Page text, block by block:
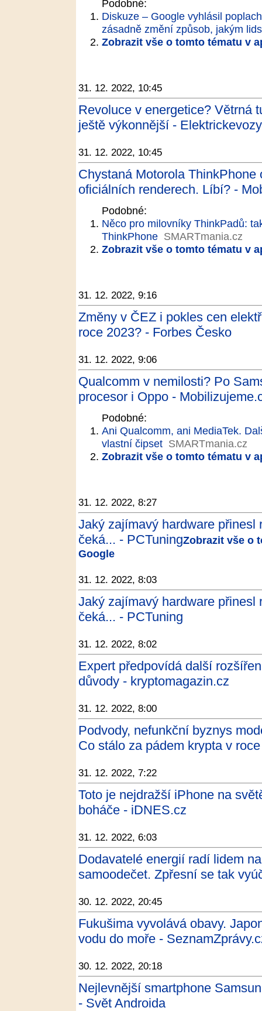
Podobné:
Diskuze – Google vyhlásil
zásadně změní způsob, jakým
Zobrazit vše o tomto tématu v
31. 12. 2022, 10:45
Revoluce v energetice? Větrná
ještě výkonnější -
31. 12. 2022, 10:45
Chystaná Motorola
oficiálních renderech. Líbí? -
Podobné:
Něco pro milovníky ThinkPadů:
ThinkPhone SMARTmania.cz
Zobrazit vše o tomto tématu v
31. 12. 2022, 9:16
Změny v ČEZ i pokles cen
roce 2023? - Forbes Česko
31. 12. 2022, 9:06
Qualcomm v nemilosti? Po
procesor i Oppo -
Podobné:
Ani Qualcomm, ani MediaTek.
vlastní čipset SMARTmania.cz
Zobrazit vše o tomto tématu v
31. 12. 2022, 8:27
Jaký zajímavý hardware
čeká... - PCTuningZobrazit vše o
Google
31. 12. 2022, 8:03
Jaký zajímavý hardware
čeká... - PCTuning
31. 12. 2022, 8:02
Expert předpovídá další
důvody - kryptomagazin.cz
31. 12. 2022, 8:00
Podvody, nefunkční byznys
Co stálo za pádem krypta v
31. 12. 2022, 7:22
Toto je nejdražší iPhone na
boháče - iDNES.cz
31. 12. 2022, 6:03
Dodavatelé energií radí lidem
samoodečet. Zpřesní se tak
30. 12. 2022, 20:45
Fukušima vyvolává obavy.
vodu do moře -
30. 12. 2022, 20:18
Nejlevnější smartphone
- Svět Androida